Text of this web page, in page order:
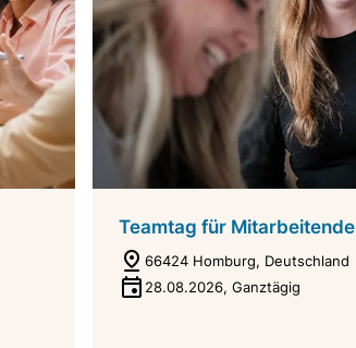
Teamtag für Mitarbeitende
66424 Homburg, Deutschland
28.08.2026, Ganztägig